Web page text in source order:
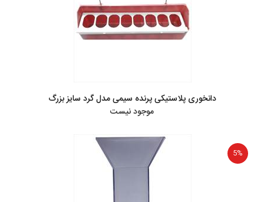
دانخوری پلاستیکی پرنده سیمی مدل گرد سایز بزرگ
موجود نیست
5%